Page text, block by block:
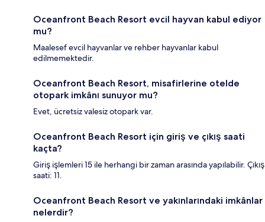
Oceanfront Beach Resort evcil hayvan kabul ediyor
mu?
Maalesef evcil hayvanlar ve rehber hayvanlar kabul
edilmemektedir.
Oceanfront Beach Resort, misafirlerine otelde
otopark imkânı sunuyor mu?
Evet, ücretsiz valesiz otopark var.
Oceanfront Beach Resort için giriş ve çıkış saati
kaçta?
Giriş işlemleri 15 ile herhangi bir zaman arasında yapılabilir. Çıkış
saati: 11.
Oceanfront Beach Resort ve yakınlarındaki imkânlar
nelerdir?